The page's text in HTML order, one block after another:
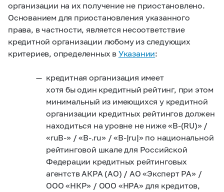
организации на их получение не приостановлено.
Основанием для приостановления указанного
права, в частности, является несоответствие
кредитной организации любому из следующих
критериев, определенных в Указании:
кредитная организация имеет
хотя бы один кредитный рейтинг, при этом
минимальный из имеющихся у кредитной
организации кредитных рейтингов должен
находиться на уровне не ниже «B-(RU)» /
«ruB-» / «B-.ru» / «B-|ru|» по национальной
рейтинговой шкале для Российской
Федерации кредитных рейтинговых
агентств АКРА (АО) / АО «Эксперт РА» /
ООО «НКР» / ООО «НРА» для кредитов,